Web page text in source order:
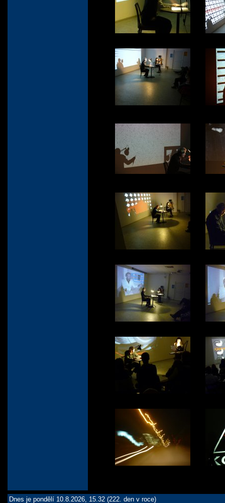
Dnes je pondělí 10.8.2026, 15.32 (222. den v roce)